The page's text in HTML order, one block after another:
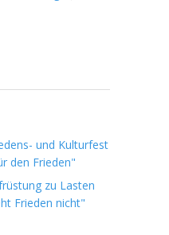
und Kulturfest
den Frieden"
zu Lasten
Frieden nicht"